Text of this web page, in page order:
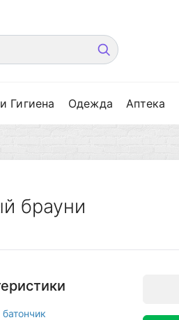
Гигиена Одежда Аптека
брауни